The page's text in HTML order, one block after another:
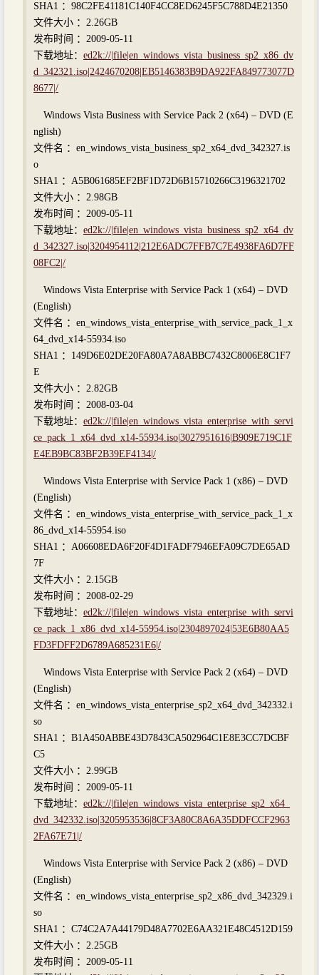
SHA1 ：98C2FE41181C140F4CC8ED6245F5C788D4E21350
文件大小 ：2.26GB
发布时间 ：2009-05-11
下载地址： ed2k://|file|en_windows_vista_business_sp2_x86_dv
d_342321.iso|2424670208|EB5146383B9DA922FA849773077D
8677|/
Windows Vista Business with Service Pack 2 (x64) – DVD (E
nglish)
文件名 ：en_windows_vista_business_sp2_x64_dvd_342327.is
o
SHA1 ：A5B061685EF2BF1D72D6B15710266C3196321702
文件大小 ：2.98GB
发布时间 ：2009-05-11
下载地址： ed2k://|file|en_windows_vista_business_sp2_x64_dv
d_342327.iso|3204954112|212E6ADC7FFB7C7E4938FA6D7FF
08FC2|/
Windows Vista Enterprise with Service Pack 1 (x64) – DVD
(English)
文件名 ：en_windows_vista_enterprise_with_service_pack_1_x
64_dvd_x14-55934.iso
SHA1 ：149D6E02DE20FA80A7A8ABBC7432C8006E8C1F7
E
文件大小 ：2.82GB
发布时间 ：2008-03-04
下载地址： ed2k://|file|en_windows_vista_enterprise_with_servi
ce_pack_1_x64_dvd_x14-55934.iso|3027951616|B909E719C1F
E4EB9BC83BF2B39EF4134|/
Windows Vista Enterprise with Service Pack 1 (x86) – DVD
(English)
文件名 ：en_windows_vista_enterprise_with_service_pack_1_x
86_dvd_x14-55954.iso
SHA1 ：A06608EDA6F20F4D1FADF7946EFA09C7DE65AD
7F
文件大小 ：2.15GB
发布时间 ：2008-02-29
下载地址： ed2k://|file|en_windows_vista_enterprise_with_servi
ce_pack_1_x86_dvd_x14-55954.iso|2304897024|53E6B80AA5
FD3FDFF2D6789A685231E6|/
Windows Vista Enterprise with Service Pack 2 (x64) – DVD
(English)
文件名 ：en_windows_vista_enterprise_sp2_x64_dvd_342332.i
so
SHA1 ：B1A450ABBE43D7843CA502964C1E8E3CC7DCBF
C5
文件大小 ：2.99GB
发布时间 ：2009-05-11
下载地址： ed2k://|file|en_windows_vista_enterprise_sp2_x64_
dvd_342332.iso|3205953536|8CF3A80C8A6A35DDFCCF2963
2FA67E71|/
Windows Vista Enterprise with Service Pack 2 (x86) – DVD
(English)
文件名 ：en_windows_vista_enterprise_sp2_x86_dvd_342329.i
so
SHA1 ：C74C2A7A44179D48A7702E6AA321E48C4512D159
文件大小 ：2.25GB
发布时间 ：2009-05-11